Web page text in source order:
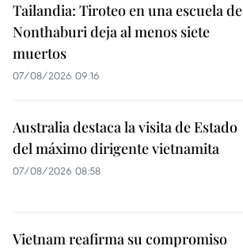
Tailandia: Tiroteo en una escuela de
Nonthaburi deja al menos siete
muertos
07/08/2026 09:16
Australia destaca la visita de Estado
del máximo dirigente vietnamita
07/08/2026 08:58
Vietnam reafirma su compromiso